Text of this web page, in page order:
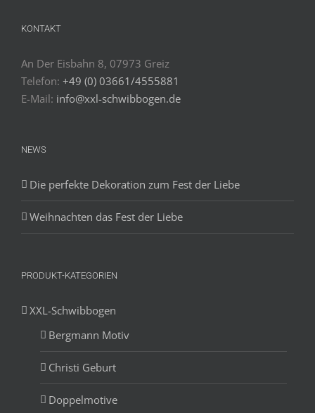
KONTAKT
An Der Eisbahn 8, 07973 Greiz
Telefon: +49 (0) 03661/4555881
E-Mail: info@xxl-schwibbogen.de
NEWS
Die perfekte Dekoration zum Fest der Liebe
Weihnachten das Fest der Liebe
PRODUKT-KATEGORIEN
XXL-Schwibbogen
Bergmann Motiv
Christi Geburt
Doppelmotive